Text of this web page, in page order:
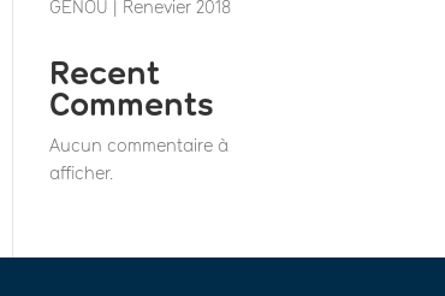
GENOU | Renevier 2018
Recent
Comments
Aucun commentaire à
afficher.